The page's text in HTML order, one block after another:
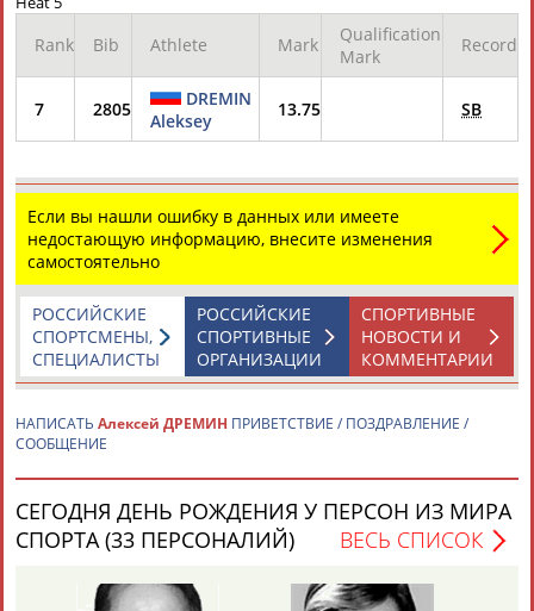
Каримжан
АБДРАХМАНОВ
Аделя
АБДРАХМАНОВА
Андрей
АБДУВАЛИЕВ
Герман
АБДУЛАЕВ
Рамазан
АБДУЛАЕВ
Тагир
АБДУЛАЕВ
Камиль
АБДУЛАЗИЗОВ
Загалав
АБДУЛБЕКОВ
АБДУЛДАУДОВАБДУЛЖАЛИЛОВАБДУЛКАГИРОВАБДУЛЛАЕВ
ЕЩЁ ПЕРСОНЫ
Rank Bib Athlete Mark
Qualification
Mark
Record
7 2805
DREMIN
Aleksey
13.75 SB
Если вы нашли ошибку в данных или имеете
недостающую информацию, внесите изменения
самостоятельно
СПОРТИВНЫЕ
НОВОСТИ И
КОММЕНТАРИИ
РОССИЙСКИЕ
СПОРТИВНЫЕ
ОРГАНИЗАЦИИ
РОССИЙСКИЕ
СПОРТСМЕНЫ,
СПЕЦИАЛИСТЫ
НАПИСАТЬ Алексей ДРЕМИН ПРИВЕТСТВИЕ / ПОЗДРАВЛЕНИЕ /
СООБЩЕНИЕ
СЕГОДНЯ ДЕНЬ РОЖДЕНИЯ У ПЕРСОН ИЗ МИРА
СПОРТА (33 ПЕРСОНАЛИЙ)
ВЕСЬ СПИСОК